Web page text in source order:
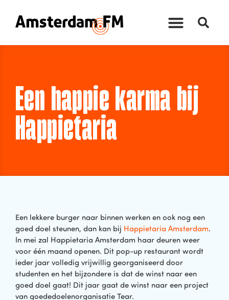
Een happie karma bij
Happietaria
Een lekkere burger naar binnen werken en ook nog een
goed doel steunen, dan kan bij Happietaria Amsterdam.
In mei zal Happietaria Amsterdam haar deuren weer
voor één maand openen. Dit pop-up restaurant wordt
ieder jaar volledig vrijwillig georganiseerd door
studenten en het bijzondere is dat de winst naar een
goed doel gaat! Dit jaar gaat de winst naar een project
van goededoelenorganisatie Tear.